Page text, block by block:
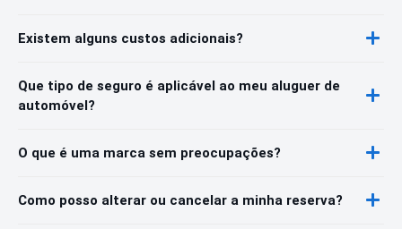
Existem alguns custos adicionais?
Que tipo de seguro é aplicável ao meu aluguer de
automóvel?
O que é uma marca sem preocupações?
Como posso alterar ou cancelar a minha reserva?